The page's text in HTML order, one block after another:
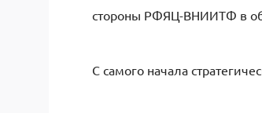
стороны РФЯЦ-ВНИИТФ в
С самого начала